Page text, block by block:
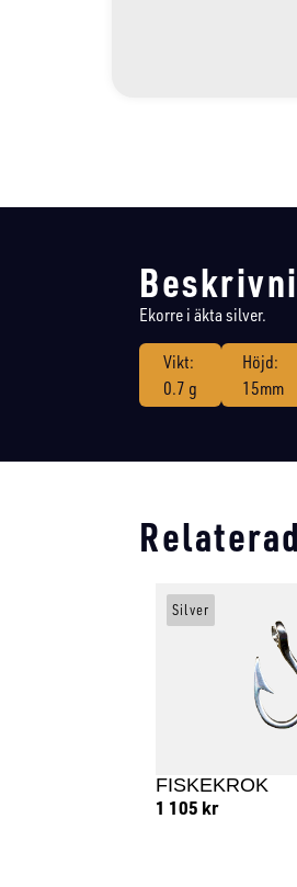
Ekorre i äkta silver.
Vikt:
0.7 g
Höjd:
15mm
FISKEKROK
1 105 kr
Silver